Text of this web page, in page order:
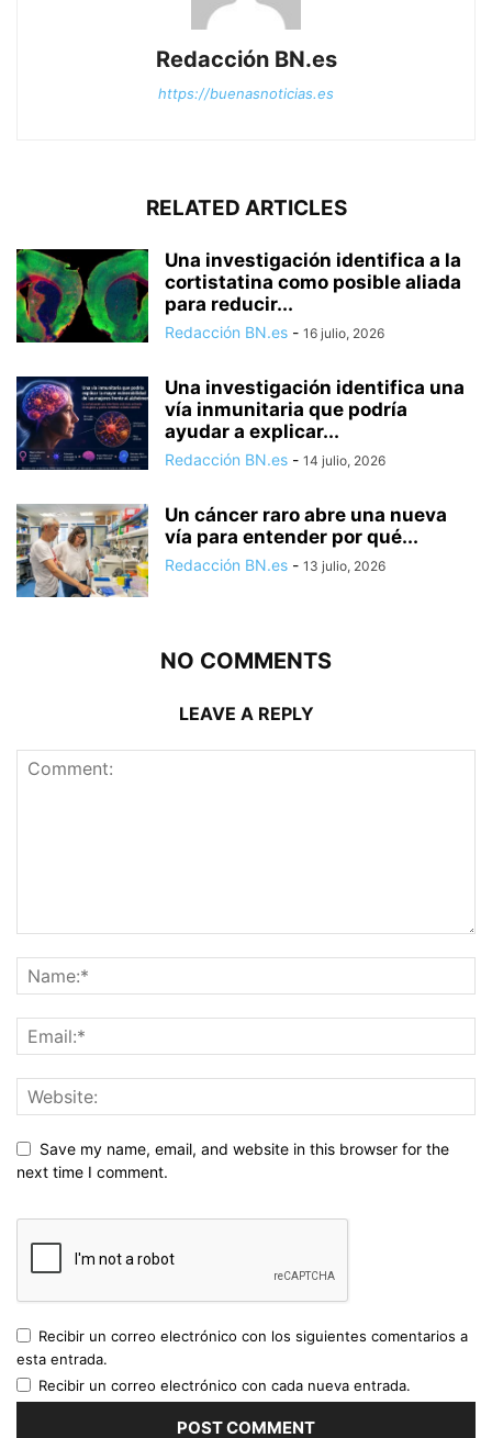
Redacción BN.es
https://buenasnoticias.es
RELATED ARTICLES
Una investigación identifica a la
cortistatina como posible aliada
para reducir...
Redacción BN.es - 16 julio, 2026
Una investigación identifica una
vía inmunitaria que podría
ayudar a explicar...
Redacción BN.es - 14 julio, 2026
Un cáncer raro abre una nueva
vía para entender por qué...
Redacción BN.es - 13 julio, 2026
NO COMMENTS
LEAVE A REPLY
Save my name, email, and website in this browser for the
next time I comment.
Recibir un correo electrónico con los siguientes comentarios a
esta entrada.
Recibir un correo electrónico con cada nueva entrada.